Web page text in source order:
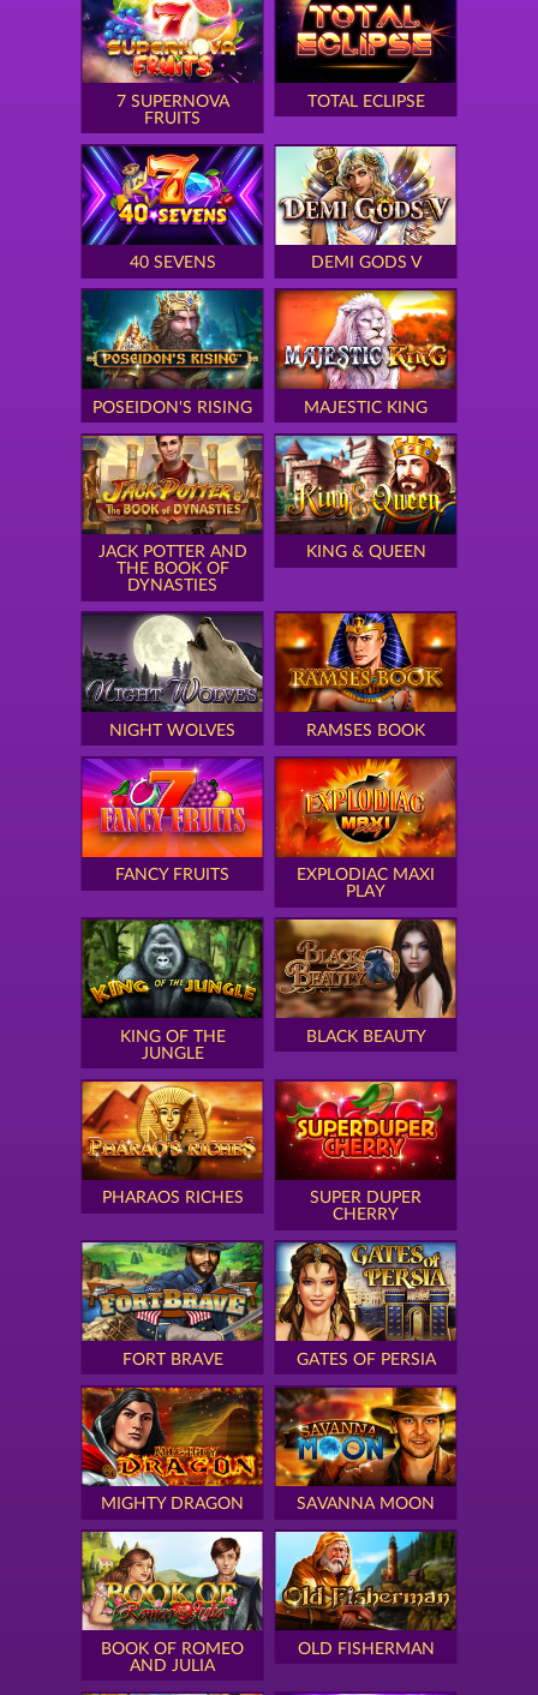
7 SUPERNOVA
FRUITS
TOTAL ECLIPSE
40 SEVENS DEMI GODS V
POSEIDON'S RISING MAJESTIC KING
JACK POTTER AND
THE BOOK OF
DYNASTIES
KING & QUEEN
NIGHT WOLVES RAMSES BOOK
FANCY FRUITS
EXPLODIAC MAXI
PLAY
KING OF THE
JUNGLE
BLACK BEAUTY
PHARAOS RICHES
SUPER DUPER
CHERRY
FORT BRAVE GATES OF PERSIA
MIGHTY DRAGON SAVANNA MOON
BOOK OF ROMEO
AND JULIA
OLD FISHERMAN